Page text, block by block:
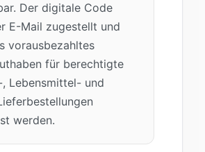
Der digitale Code
E-Mail zugestellt und
vorausbezahltes
für berechtigte
, Lebensmittel- und
werden.